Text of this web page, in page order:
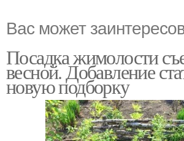
Вас может
Посадка жимолости
весной. Добавление
новую подборку